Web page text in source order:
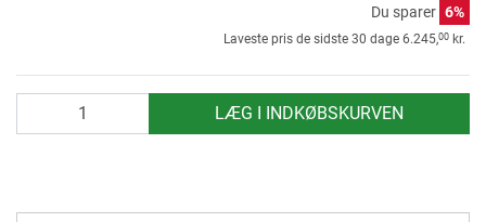
Du sparer 6%
Laveste pris de sidste 30 dage 6.245,00 kr.
LÆG I INDKØBSKURVEN